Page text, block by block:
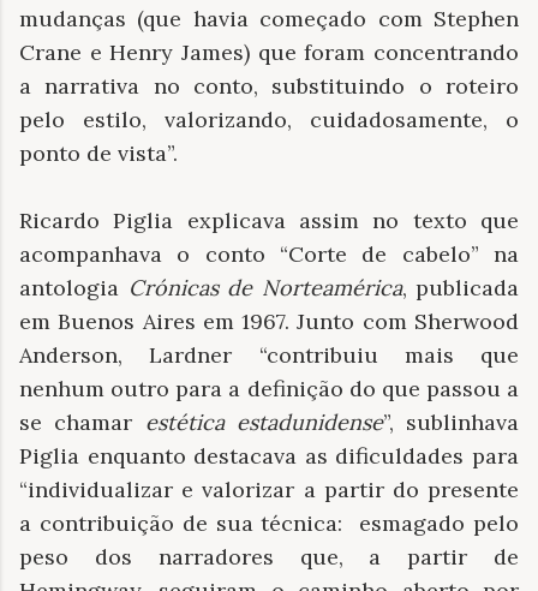
mudanças (que havia começado com Stephen
Crane e Henry James) que foram concentrando
a narrativa no conto, substituindo o roteiro
pelo estilo, valorizando, cuidadosamente, o
ponto de vista”.
Ricardo Piglia explicava assim no texto que
acompanhava o conto “Corte de cabelo” na
antologia Crónicas de Norteamérica, publicada
em Buenos Aires em 1967. Junto com Sherwood
Anderson, Lardner “contribuiu mais que
nenhum outro para a definição do que passou a
se chamar estética estadunidense”, sublinhava
Piglia enquanto destacava as dificuldades para
“individualizar e valorizar a partir do presente
a contribuição de sua técnica:
esmagado pelo
peso dos narradores que, a partir de